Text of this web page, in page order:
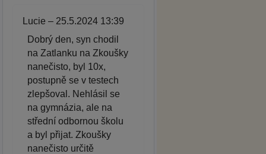
Lucie – 25.5.2024 13:39
Dobrý den, syn chodil
na Zatlanku na Zkoušky
nanečisto, byl 10x,
postupně se v testech
zlepšoval. Nehlásil se
na gymnázia, ale na
střední odbornou školu
a byl přijat. Zkoušky
nanečisto určitě